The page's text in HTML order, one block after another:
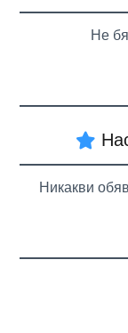
Не
Никакви